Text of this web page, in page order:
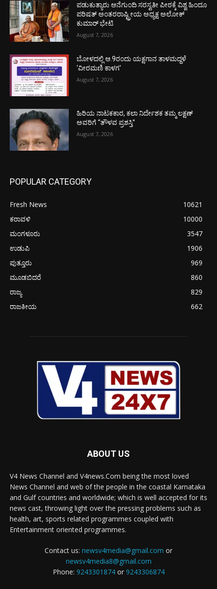
ಪಡುಕುತ್ಯಾರು ಆನೆಗುಂದಿ ಸರಸ್ವತೀ ಪೀಠಕ್ಕೆ ವಿಶ್ವ ಹಿಂದೂ
ಪರಿಷತ್ ಅಂತರರಾಷ್ಟ್ರೀಯ ಅಧ್ಯಕ್ಷ ಅಲೋಕ್
ಕುಮಾರ್ ಭೇಟಿ
August 7, 2026
ಬೋಳದಲ್ಲಿ ಆ.9ರಂದು ಯಕ್ಷಗಾನ ತಾಳಮದ್ದಳೆ
‘ವೀರಮಣಿ ಕಾಳಗ’
August 7, 2026
ಹಿರಿಯ ನಾಟಕಕಾರ, ಕಲಾ ನಿರ್ದೇಶಕ ತಮ್ಮ ಲಕ್ಷಣ್
ಅವರಿಗೆ “ತೌಳವ ಪ್ರಶಸ್ತಿ”
August 7, 2026
POPULAR CATEGORY
Fresh News
10621
ಕರಾವಳಿ
10000
ಮಂಗಳೂರು
3547
ಉಡುಪಿ
1906
ಪುತ್ತೂರು
969
ಮೂಡಬಿದರೆ
860
ರಾಜ್ಯ
829
ರಾಜಕೀಯ
662
ABOUT US
V4 News Channel and V4news.Com being the most loved
News Channel and web of the people in the coastal Karnataka
and Gulf countries and worldwide; which is well accepted for its
news cast, throwing light over the pressing problems such as
health, art, sports related programmes coupled with
Entertainment oriented programmes.
Contact us: newsv4media@gmail.com or
newsv4media8@gmail.com
Phone: 9243301874or 9243306874